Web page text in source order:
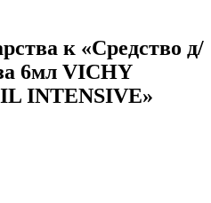
к «Средство д/
6мл VICHY
INTENSIVE»